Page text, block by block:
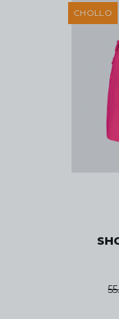
CHOLLO